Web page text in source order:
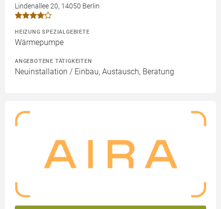
Lindenallee 20, 14050 Berlin
HEIZUNG SPEZIALGEBIETE
Wärmepumpe
ANGEBOTENE TÄTIGKEITEN
Neuinstallation / Einbau, Austausch, Beratung